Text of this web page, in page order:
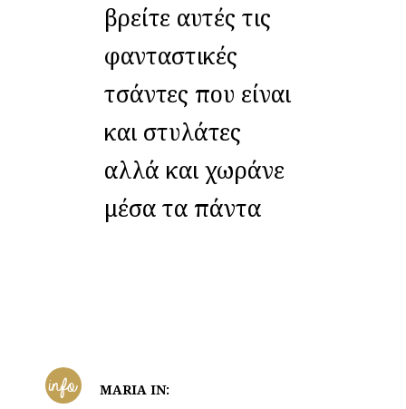
βρείτε αυτές τις
φανταστικές
τσάντες που είναι
και στυλάτες
αλλά και χωράνε
μέσα τα πάντα
info
MARIA IN: